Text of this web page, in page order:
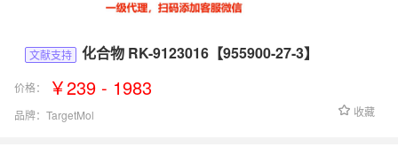
文献支持 化合物 RK-9123016【955900-27-3】
价格： ￥239 - 1983
品牌： TargetMol 收藏